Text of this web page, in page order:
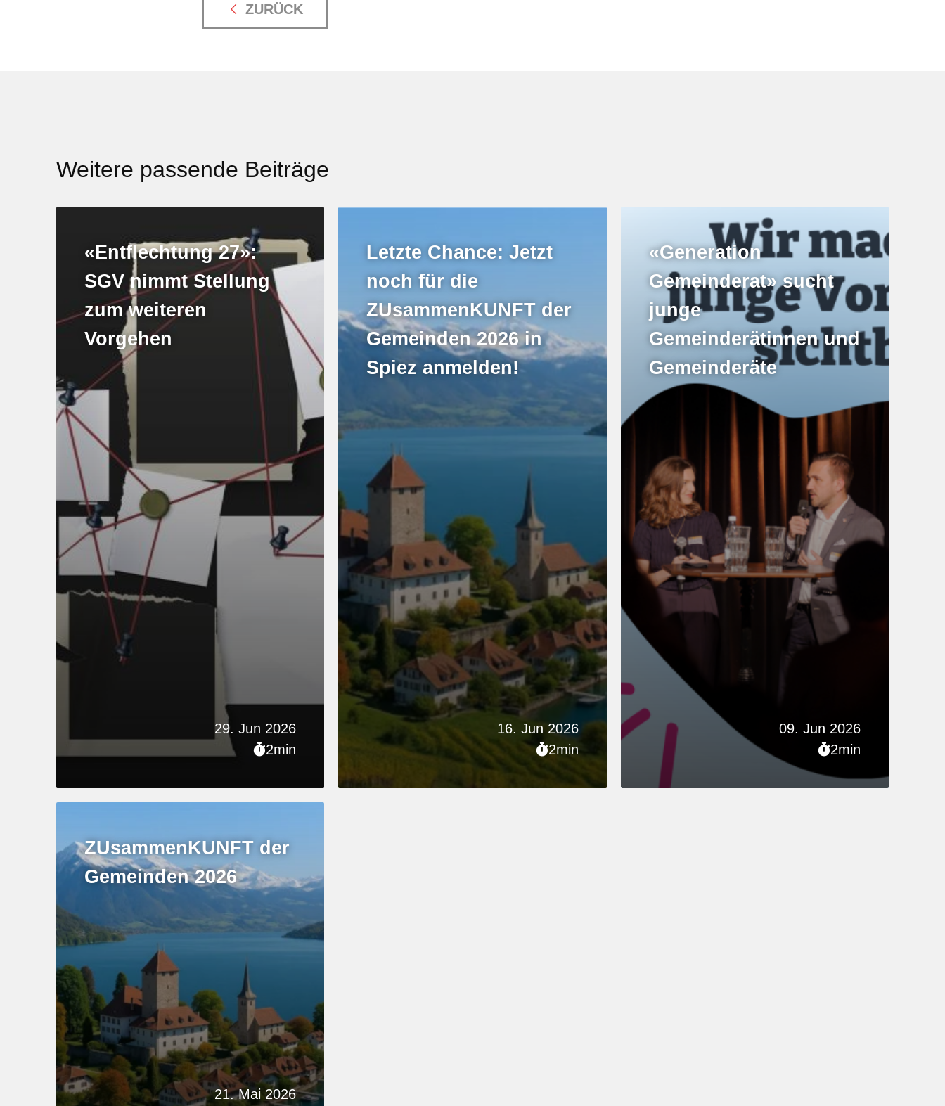
ZURÜCK
Weitere passende Beiträge
29. Jun 2026
2min
«Entflechtung 27»:
SGV nimmt Stellung
zum weiteren
Vorgehen
16. Jun 2026
2min
Letzte Chance: Jetzt
noch für die
ZUsammenKUNFT der
Gemeinden 2026 in
Spiez anmelden!
09. Jun 2026
2min
«Generation
Gemeinderat» sucht
junge
Gemeinderätinnen und
Gemeinderäte
21. Mai 2026
ZUsammenKUNFT der
Gemeinden 2026